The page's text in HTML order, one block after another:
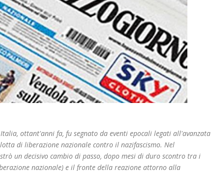
ottant'anni fa, fu segnato da eventi epocali legati all'avanzata
di liberazione nazionale contro il nazifascismo. Nel
un decisivo cambio di passo, dopo mesi di duro scontro tra i
nazionale) e il fronte della reazione attorno alla